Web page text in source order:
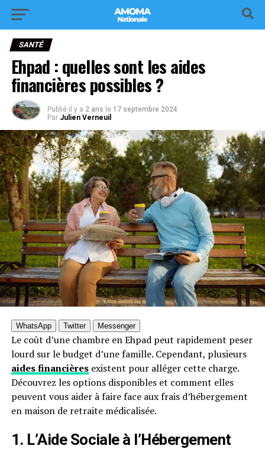
SANTÉ
Ehpad : quelles sont les aides
financières possibles ?
Publié il y a 2 ans le 17 septembre 2024
Par Julien Verneuil
WhatsApp Twitter Messenger
Le coût d’une chambre en Ehpad peut rapidement peser
lourd sur le budget d’une famille. Cependant, plusieurs
aides financièresexistent pour alléger cette charge.
Découvrez les options disponibles et comment elles
peuvent vous aider à faire face aux frais d’hébergement
en maison de retraite médicalisée.
1. L’Aide Sociale à l’Hébergement